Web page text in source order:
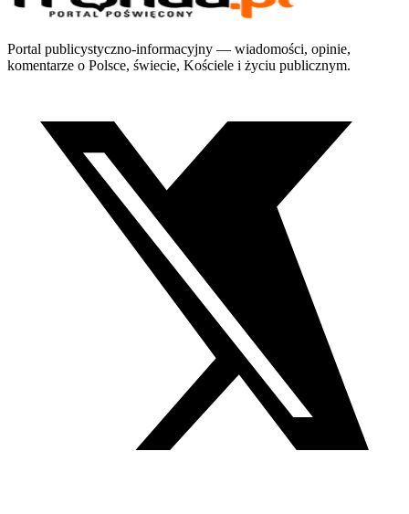
Portal publicystyczno-informacyjny — wiadomości, opinie,
komentarze o Polsce, świecie, Kościele i życiu publicznym.